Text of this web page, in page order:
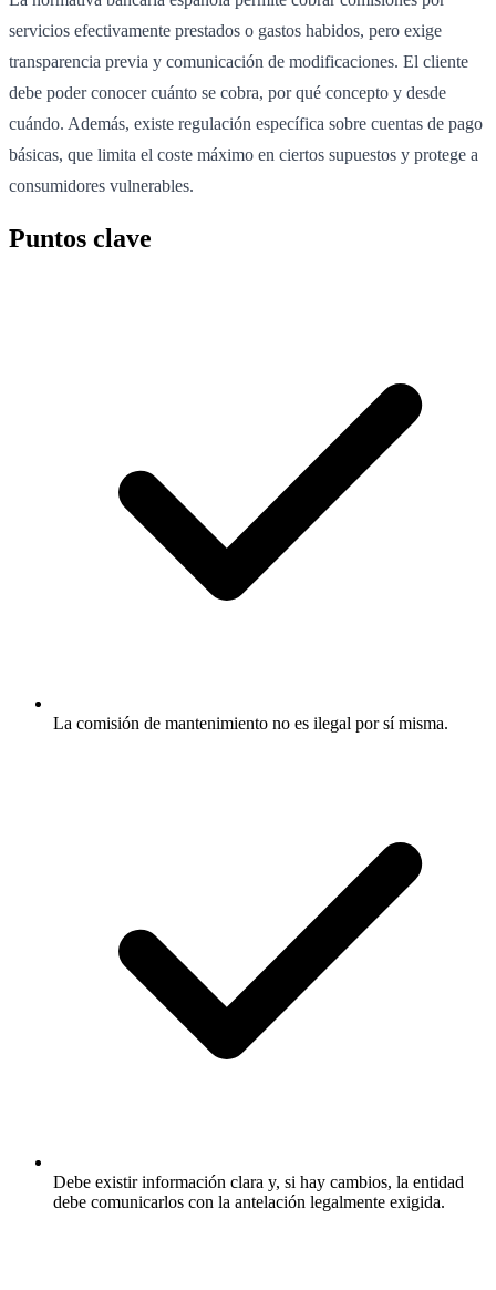
servicios efectivamente prestados o gastos habidos, pero exige
transparencia previa y comunicación de modificaciones. El cliente
debe poder conocer cuánto se cobra, por qué concepto y desde
cuándo. Además, existe regulación específica sobre cuentas de pago
básicas, que limita el coste máximo en ciertos supuestos y protege a
consumidores vulnerables.
Puntos clave
La comisión de mantenimiento no es ilegal por sí misma.
Debe existir información clara y, si hay cambios, la entidad
debe comunicarlos con la antelación legalmente exigida.